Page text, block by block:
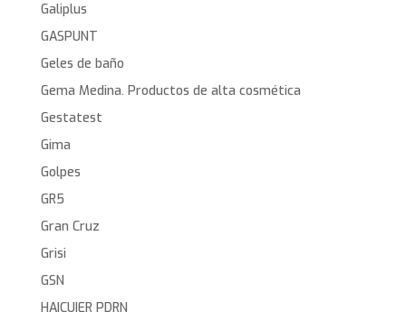
Galiplus
GASPUNT
Geles de baño
Gema Medina. Productos de alta cosmética
Gestatest
Gima
Golpes
GR5
Gran Cruz
Grisi
GSN
HAICUIER PDRN